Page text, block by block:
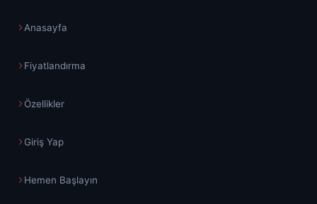
Anasayfa
Fiyatlandırma
Özellikler
Giriş Yap
Hemen Başlayın